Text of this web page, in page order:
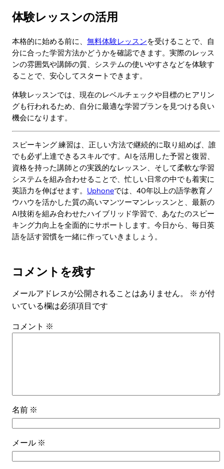
体験レッスンの活用
本格的に始める前に、 無料体験レッスンを受けることで、自
分に合った学習方法かどうかを確認できます。実際のレッス
ンの雰囲気や講師の質、システムの使いやすさなどを体験す
ることで、安心してスタートできます。
体験レッスンでは、現在のレベルチェックや目標のヒアリン
グも行われるため、自分に最適な学習プランを見つける良い
機会になります。
スピーキング 練習は、正しい方法で継続的に取り組めば、誰
でも必ず上達できるスキルです。AIを活用した予習と復習、
資格を持った講師との実践的なレッスン、そして柔軟な学習
システムを組み合わせることで、忙しい日常の中でも着実に
英語力を伸ばせます。 Uphoneでは、40年以上の語学教育ノ
ウハウを活かした質の高いマンツーマンレッスンと、最新の
AI技術を組み合わせたハイブリッド学習で、あなたのスピー
キング力向上を全面的にサポートします。今日から、毎日英
語を話す習慣を一緒に作っていきましょう。
コメントを残す
メールアドレスが公開されることはありません。 ※ が付
いている欄は必須項目です
コメント ※
名前 ※
メール ※